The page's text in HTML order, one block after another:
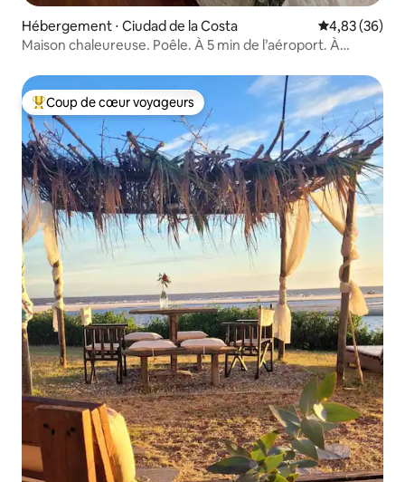
Hébergement ⋅ Ciudad de la Costa Évaluation
4,83 (36)
Maison chaleureuse. Poêle. À 5 min de l’aéroport. À
Coups de cœur voyageurs les plus appréciés
Coup de cœur voyageurs